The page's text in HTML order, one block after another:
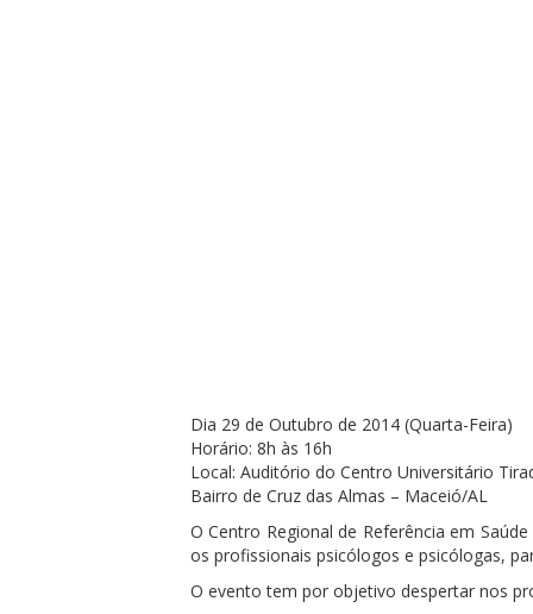
Dia 29 de Outubro de 2014 (Quarta-Feira)
Horário: 8h às 16h
Local: Auditório do Centro Universitário
Bairro de Cruz das Almas – Maceió/AL
O Centro Regional de Referência em
os profissionais psicólogos e psicólogas,
O evento tem por objetivo despertar nos